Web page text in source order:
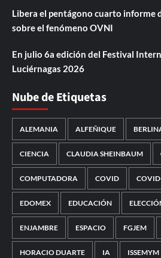
Libera el pentágono cuarto informe
sobre el fenómeno OVNI
En julio 6a edición del Festival
Luciérnagas 2026
Nube de Etiquetas
ALEMANIA ALFEÑIQUE
CIENCIA CLAUDIA SHEINBAUM
COMPUTADORA COVID
EDOMEX EDUCACIÓN
ENJAMBRE ESPACIO FGJEM
HORACIO DUARTE IA ISSEMYM